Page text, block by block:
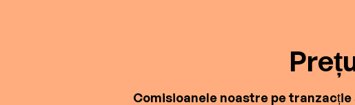
Comisioanele noastre pe